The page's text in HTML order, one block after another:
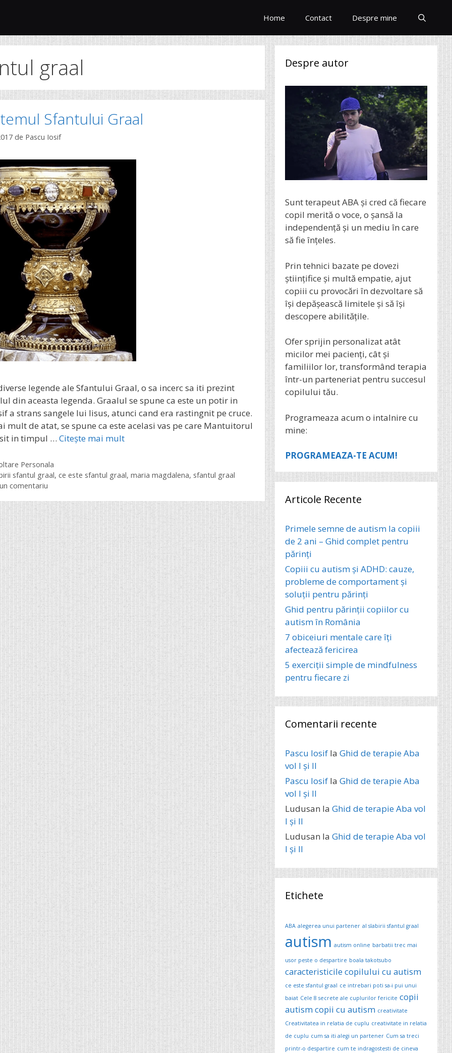
Home Contact Despre mine
graal
Sfantului Graal
de Pascu Iosif
legende ale Sfantului Graal, o sa incerc sa iti prezint
din aceasta legenda. Graalul se spune ca este un potir in
a strans sangele lui Iisus, atunci cand era rastingnit pe cruce.
mult de atat, se spune ca este acelasi vas pe care Mantuitorul
in timpul … Citește mai mult
Personala
sfantul graal,ce este sfantul graal,maria magdalena, sfantul graal
comentariu
Despre autor
Sunt terapeut ABA și cred că fiecare
copil merită o voce, o șansă la
independență și un mediu în care
să fie înțeles.
Prin tehnici bazate pe dovezi
științifice și multă empatie, ajut
copiii cu provocări în dezvoltare să
își depășească limitele și să își
descopere abilitățile.
Ofer sprijin personalizat atât
micilor mei pacienți, cât și
familiilor lor, transformând terapia
într-un parteneriat pentru succesul
copilului tău.
Programeaza acum o intalnire cu
mine:
PROGRAMEAZA-TE ACUM!
Articole Recente
Primele semne de autism la copiii
de 2 ani – Ghid complet pentru
părinți
Copiii cu autism și ADHD: cauze,
probleme de comportament și
soluții pentru părinți
Ghid pentru părinții copiilor cu
autism în România
7 obiceiuri mentale care îți
afectează fericirea
5 exerciții simple de mindfulness
pentru fiecare zi
Comentarii recente
Pascu Iosif laGhid de terapie Aba
vol I și II
Pascu Iosif laGhid de terapie Aba
vol I și II
Ludusan laGhid de terapie Aba vol
I și II
Ludusan laGhid de terapie Aba vol
I și II
Etichete
ABA alegerea unui partener al slabirii sfantul graal
autism autism online barbatii trec mai
usor peste o despartire boala takotsubo
caracteristicile copilului cu autism
ce este sfantul graal ce intrebari poti sa-i pui unui
baiat Cele 8 secrete ale cuplurilor fericite copii
autismcopii cu autism creativitate
Creativitatea in relatia de cuplu creativitate in relatia
de cuplu cum sa iti alegi un partener Cum sa treci
printr-o despartire cum te indragostesti de cineva